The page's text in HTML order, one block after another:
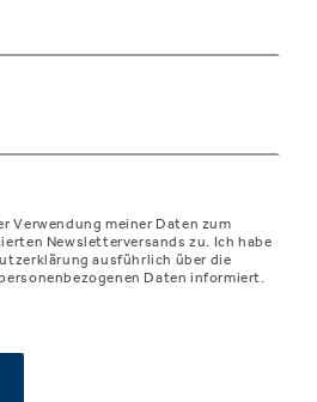
Verwendung meiner Daten zum
Newsletterversands zu. Ich habe
ausführlich über die
Daten informiert.